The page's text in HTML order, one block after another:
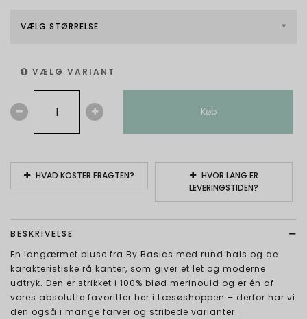
VÆLG STØRRELSE
VÆLG VARIANT
Køb
HVAD KOSTER FRAGTEN?
HVOR LANG ER
LEVERINGSTIDEN?
BESKRIVELSE
En langærmet bluse fra By Basics med rund hals og de
karakteristiske rå kanter, som giver et let og moderne
udtryk. Den er strikket i 100% blød merinould og er én af
vores absolutte favoritter her i Læsøshoppen – derfor har vi
den også i mange farver og stribede varianter.